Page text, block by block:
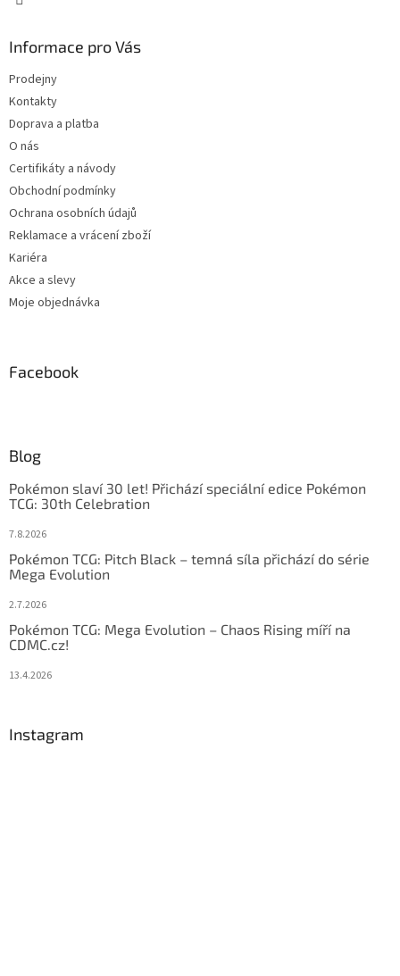
Informace pro Vás
Prodejny
Kontakty
Doprava a platba
O nás
Certifikáty a návody
Obchodní podmínky
Ochrana osobních údajů
Reklamace a vrácení zboží
Kariéra
Akce a slevy
Moje objednávka
Facebook
Blog
Pokémon slaví 30 let! Přichází speciální edice Pokémon
TCG: 30th Celebration
7.8.2026
Pokémon TCG: Pitch Black – temná síla přichází do série
Mega Evolution
2.7.2026
Pokémon TCG: Mega Evolution – Chaos Rising míří na
CDMC.cz!
13.4.2026
Instagram